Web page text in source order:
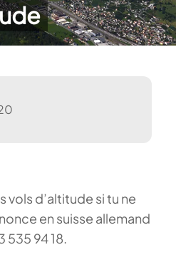
d’altitude si tu ne
en suisse allemand
535 94 18.